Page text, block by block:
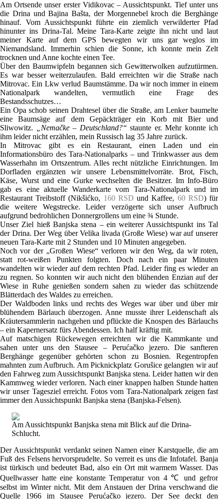
Am Ortsende unser erster Vidikovac – Aussichtspunkt. Tief unter uns
die Drina und Bajina Bašta, der Morgennebel kroch die Berghänge
hinauf. Vom Aussichtspunkt führte ein ziemlich verwilderter Pfad
hinunter ins Drina-Tal. Meine Tara-Karte zeigte ihn nicht und laut
meiner Karte auf dem GPS bewegten wir uns gar weglos im
Niemandsland. Immerhin schien die Sonne, ich konnte mein Zelt
trocknen und Anne kochte einen Tee.
Über den Baumwipfeln begannen sich Gewitterwolken aufzutürmen.
Es war besser weiterzulaufen. Bald erreichten wir die Straße nach
Mitrovac. Ein Lkw verlud Baumstämme. Da wir noch immer in einem
Nationalpark wandelten, vermutlich eine Frage des
Bestandsschutzes…
Ein Opa schob seinen Drahtesel über die Straße, am Lenker baumelte
eine Baumsäge auf dem Gepäckträger ein Korb mit Bier und
Sliwowitz.
„Nemačke – Deutschland?“ staunte er. Mehr konnte ich
ihm leider nicht erzählen, mein Russisch lag 35 Jahre zurück.
In Mitrovac gibt es ein Restaurant, einen Laden und ein
Informationsbüro des Tara-Nationalparks – und Trinkwasser aus dem
Wasserhahn im Ortszentrum. Alles recht nützliche Einrichtungen. Im
Dorfladen ergänzten wir unsere Lebensmittelvorräte. Brot, Fisch,
Käse, Wurst und eine Gurke wechselten die Besitzer. Im Info-Büro
gab es eine aktuelle Wanderkarte vom Tara-Nationalpark und im
Restaurant Treibstoff (Nikšićko, 160 RSD und Kaffee, 60 RSD) für
die weitere Wegstrecke. Leider verzögerte sich unser Aufbruch
aufgrund bedrohlichen Donnergrollens um eine ¾ Stunde.
Unser Ziel hieß Banjska stena – ein weiterer Aussichtspunkt ins Tal
der Drina. Der Weg über Velika livada (Große Wiese) war auf unserer
neuen Tara-Karte mit 2 Stunden und 10 Minuten angegeben.
Noch vor der „Großen Wiese“ verloren wir den Weg, da wir roten,
statt rot-weißen Punkten folgten. Doch nach ein paar Minuten
wandelten wir wieder auf dem rechten Pfad. Leider fing es wieder an
zu regnen. So konnten wir auch nicht den blühenden Enzian auf der
Wiese in Ruhe genießen sondern sahen zu wieder das schützende
Blätterdach des Waldes zu erreichen.
Der Waldboden links und rechts des Weges war über und über mir
blühendem Bärlauch überzogen. Anne musste ihrer Leidenschaft als
Kräutersammlerin nachgehen und pflückte die Knospen des Bärlauchs
– ein Kapernersatz fürs Abendessen. Ich half kräftig mit.
Auf matschigen Rückewegen erreichten wir die Kammkante und
sahen unter uns den Stausee – Perućačko jezero. Die sanfteren
Berghänge gegenüber gehörten schon zu Bosnien. Regentropfen
mahnten zum Aufbruch. Am Picknickplatz Gorušice gelangten wir auf
den Fahrweg zum Aussichtspunkt Banjska stena. Leider hatten wir den
Kammweg wieder verloren. Nach einer knappen halben Stunde hatten
wir unser Tagesziel erreicht. Fotos vom Tara-Nationalpark zeigen fast
immer den Aussichtspunkt Banjska stena (Banjska-Felsen).
Am Aussichtspunkt Banjska stena mit Blick auf die Drina-
Schlucht.
Der Aussichtspunkt verdankt seinen Namen einer Karstquelle, die am
Fuß des Felsens hervorsprudelte. So verreit es uns die Infotafel. Banja
ist türkisch und bedeutet Bad, also ein Ort mit warmem Wasser. Das
Quellwasser hatte eine konstante Temperatur von 4 ℃ und gefror
selbst im Winter nicht. Mit dem Anstauen der Drina verschwand die
Quelle 1966 im Stausee Perućačko jezero. Der See deckt den